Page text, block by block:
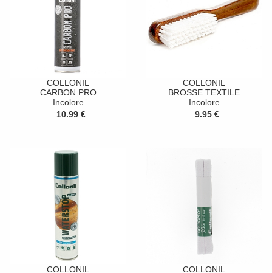
COLLONIL
CARBON PRO
Incolore
10.99 €
COLLONIL
BROSSE TEXTILE
Incolore
9.95 €
COLLONIL
COLLONIL